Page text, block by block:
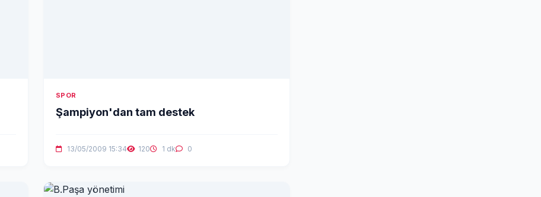
SPOR
Şampiyon'dan tam destek
13/05/2009 15:34 120 1 dk 0